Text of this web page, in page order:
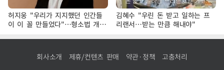
허지웅 "우리가 지지했던 인간들
이 이 꼴 만들었다"…형소법 개정
에 격한 반응
김혜수 "우린 돈 받고 일하는 프
리랜서…받는 만큼 해내야"
회사소개 제휴/컨텐츠 판매 약관·정책 고충처리